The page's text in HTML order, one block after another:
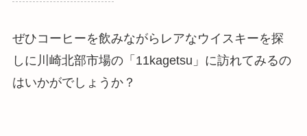
ぜひコーヒーを飲みながらレアなウイスキーを探
しに川崎北部市場の「11kagetsu」に訪れてみるの
はいかがでしょうか？